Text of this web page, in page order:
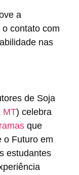
a
contato com
nas
de Soja
MT) celebra
que
o Futuro em
estudantes